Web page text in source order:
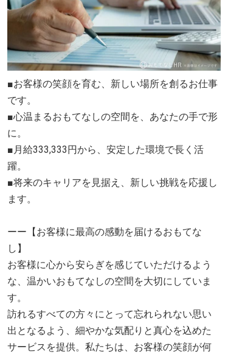
■お客様の笑顔を育む、新しい場所を創るお仕事
です。
■心温まるおもてなしの空間を、あなたの手で形
に。
■月給333,333円から、安定した環境で長く活
躍。
■将来のキャリアを見据え、新しい挑戦を応援し
ます。
ーー【お客様に最高の感動を届けるおもてな
し】
お客様に心から安らぎを感じていただけるよう
な、温かいおもてなしの空間を大切にしていま
す。
訪れるすべての方々にとって忘れられない思い
出となるよう、細やかな気配りと真心を込めた
サービスを提供。私たちは、お客様の笑顔が何